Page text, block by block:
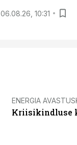
06.08.26, 10:31
ENERGIA
Kriisikindluse